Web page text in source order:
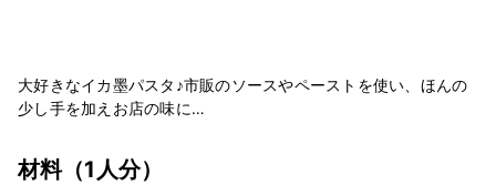
大好きなイカ墨パスタ♪市販のソースやペーストを使い、ほんの
少し手を加えお店の味に…
材料（1人分）